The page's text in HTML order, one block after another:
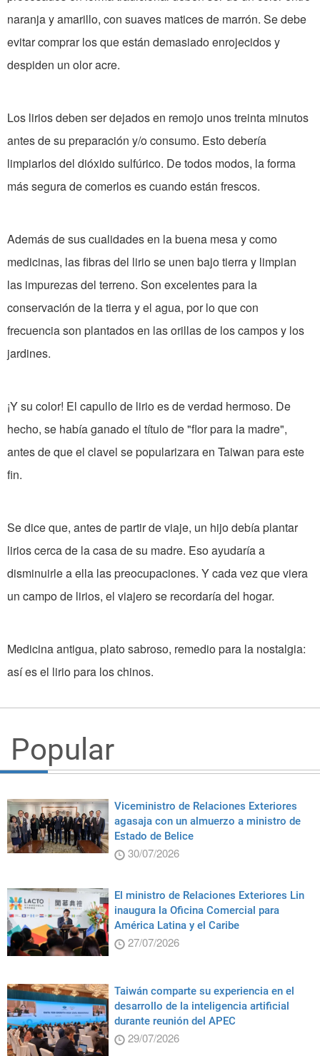
naranja y amarillo, con suaves matices de marrón. Se debe
evitar comprar los que están demasiado enrojecidos y
despiden un olor acre.
Los lirios deben ser dejados en remojo unos treinta minutos
antes de su preparación y/o consumo. Esto debería
limpiarlos del dióxido sulfúrico. De todos modos, la forma
más segura de comerlos es cuando están frescos.
Además de sus cualidades en la buena mesa y como
medicinas, las fibras del lirio se unen bajo tierra y limpian
las impurezas del terreno. Son excelentes para la
conservación de la tierra y el agua, por lo que con
frecuencia son plantados en las orillas de los campos y los
jardines.
¡Y su color! El capullo de lirio es de verdad hermoso. De
hecho, se había ganado el título de "flor para la madre",
antes de que el clavel se popularizara en Taiwan para este
fin.
Se dice que, antes de partir de viaje, un hijo debía plantar
lirios cerca de la casa de su madre. Eso ayudaría a
disminuirle a ella las preocupaciones. Y cada vez que viera
un campo de lirios, el viajero se recordaría del hogar.
Medicina antigua, plato sabroso, remedio para la nostalgia:
así es el lirio para los chinos.
Popular
Viceministro de Relaciones Exteriores
agasaja con un almuerzo a ministro de
Estado de Belice
30/07/2026
El ministro de Relaciones Exteriores Lin
inaugura la Oficina Comercial para
América Latina y el Caribe
27/07/2026
Taiwán comparte su experiencia en el
desarrollo de la inteligencia artificial
durante reunión del APEC
29/07/2026